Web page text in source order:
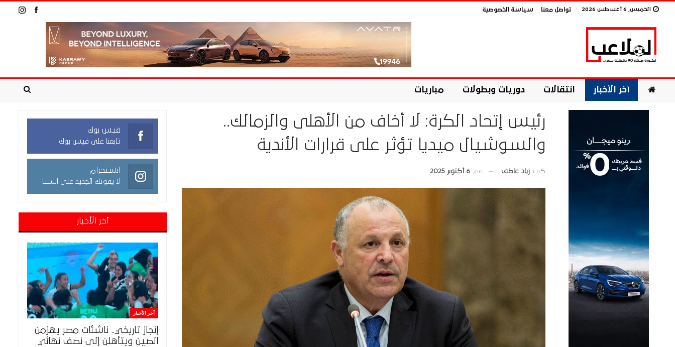
الخميس, 6 أغسطس 2026 تواصل معنا سياسة الخصوصية
آخر الأخبار انتقالات دوريات وبطولات مباريات
رئيس إتحاد الكرة: لا أخاف من الأهلى والزمالك..
والسوشيال ميديا تؤثر على قرارات الأندية
كتب زياد عاطف في 6 أكتوبر 2025
فيس بوك
تابعنا على فيس بوك
انستجرام
لا يفوتك الجديد على انستا
آخر الأخبار
آخر الأخبار
إنجاز تاريخي.. ناشئات مصر يهزمن
الصين ويتأهلن إلى نصف نهائي